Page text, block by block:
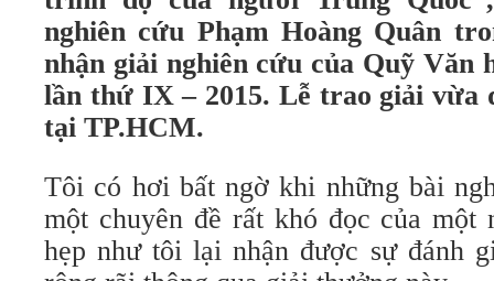
nghiên cứu Phạm Hoàng Quân
nhận giải nghiên cứu của Quỹ Văn
lần thứ IX – 2015. Lễ trao giải vừa
tại TP.HCM.
Tôi có hơi bất ngờ khi những bài
một chuyên đề rất khó đọc của một
hẹp như tôi lại nhận được sự đánh